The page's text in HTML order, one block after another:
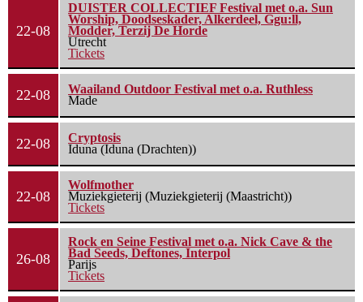
22-08
DUISTER COLLECTIEF Festival met o.a. Sun
Worship, Doodseskader, Alkerdeel, Ggu:ll,
Modder, Terzij De Horde
Utrecht
Tickets
22-08
Waailand Outdoor Festival met o.a. Ruthless
Made
22-08
Cryptosis
Iduna (Iduna (Drachten))
22-08
Wolfmother
Muziekgieterij (Muziekgieterij (Maastricht))
Tickets
26-08
Rock en Seine Festival met o.a. Nick Cave & the
Bad Seeds, Deftones, Interpol
Parijs
Tickets